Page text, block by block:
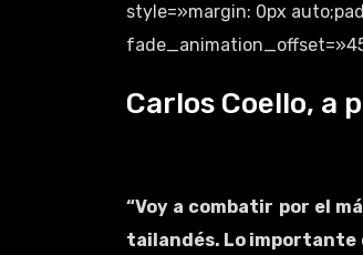
style=»margin: 0px
Carlos Coello, a
“Voy a combatir por el
tailandés. Lo importante